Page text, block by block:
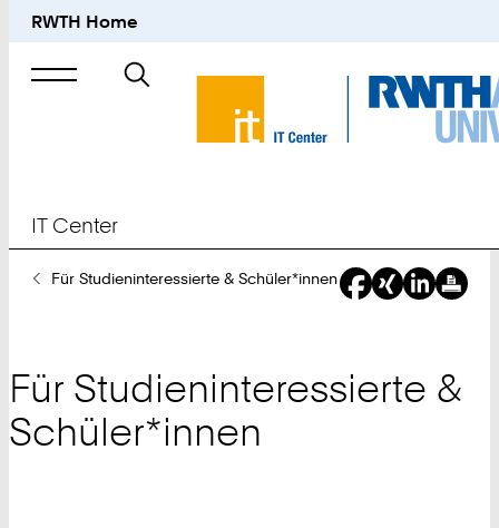
RWTH Home
Suche
nach
IT Center
SieFür Studieninteressierte & Schüler*innen
Für Studieninteressierte &
Schüler*innen